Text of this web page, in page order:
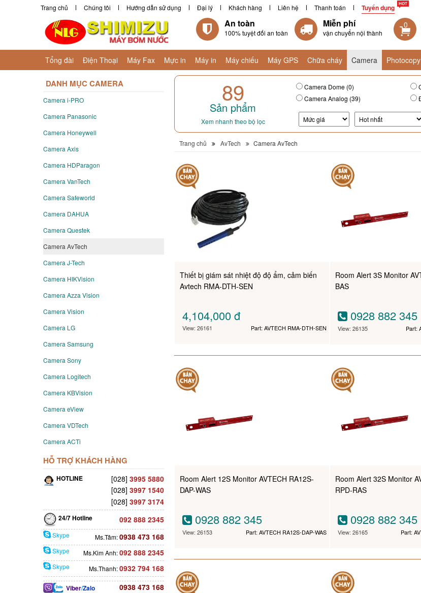
Trang chủ Chúng tôi Hướng dẫn sử dụng Đại lý Khách hàng Liên hệ Thanh toán Tuyển dụng
An toàn
100% tuyệt đối an toàn
Miễn phí
vận chuyển nội thành
0
Tổng đài Điện Thoại Máy Fax Mực in Máy in Máy chiếu Máy GPS Chữa cháy Camera Photocopy
DANH MỤC CAMERA
Camera i-PRO
Camera Panasonic
Camera Honeywell
Camera Axis
Camera HDParagon
Camera VanTech
Camera Safeworld
Camera DAHUA
Camera Questek
Camera AvTech
Camera J-Tech
Camera HIKVision
Camera Azza Vision
Camera Vision
Camera LG
Camera Samsung
Camera Sony
Camera Logitech
Camera KBVision
Camera eView
Camera VDTech
Camera ACTi
HỖ TRỢ KHÁCH HÀNG
HOTLINE [028]3995 5880
[028]3997 1540
[028]3997 3174
24/7 Hotline 092 888 2345
Skype Ms.Tâm:0938 473 168
Skype Ms.Kim Anh:092 888 2345
Skype Ms.Thanh:0932 794 168
Viber/Zalo 0938 473 168
89
Sản phẩm
Xem nhanh theo bộ lọc
Camera Dome (0)
Camera Analog (39)
Trang chủ AvTech Camera AvTech
Thiết bị giám sát nhiệt độ độ ẩm, cảm biến
Avtech RMA-DTH-SEN
4,104,000đ
View: 26161 Part: AVTECH RMA-DTH-SEN
Room Alert 3S Monitor
BAS
0928 882 345
View: 26135 Part:
Room Alert 12S Monitor AVTECH RA12S-
DAP-WAS
0928 882 345
View: 26153 Part: AVTECH RA12S-DAP-WAS
Room Alert 32S Monitor
RPD-RAS
0928 882 345
View: 26165 Part: